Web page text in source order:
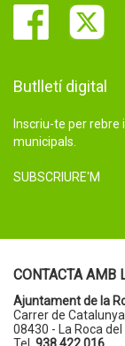
Butlletí digital
Inscriu-te per
municipals.
SUBSCRIURE'M
CONTACTA AMB
Ajuntament de la
Carrer de
08430 - La Roca del